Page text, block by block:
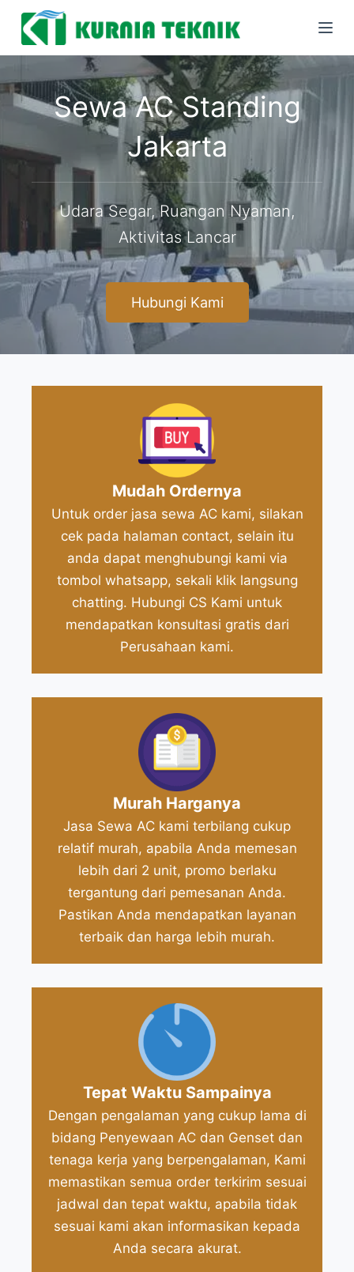
S
k
p
t
c
t
Sewa AC Standing
Jakarta
Udara Segar, Ruangan Nyaman,
Aktivitas Lancar
Hubungi Kami
Mudah Ordernya
Untuk order jasa sewa AC kami, silakan
cek pada halaman contact, selain itu
anda dapat menghubungi kami via
tombol whatsapp, sekali klik langsung
chatting. Hubungi CS Kami untuk
mendapatkan konsultasi gratis dari
Perusahaan kami.
Murah Harganya
Jasa Sewa AC kami terbilang cukup
relatif murah, apabila Anda memesan
lebih dari 2 unit, promo berlaku
tergantung dari pemesanan Anda.
Pastikan Anda mendapatkan layanan
terbaik dan harga lebih murah.
Tepat Waktu Sampainya
Dengan pengalaman yang cukup lama di
bidang Penyewaan AC dan Genset dan
tenaga kerja yang berpengalaman, Kami
memastikan semua order terkirim sesuai
jadwal dan tepat waktu, apabila tidak
sesuai kami akan informasikan kepada
Anda secara akurat.